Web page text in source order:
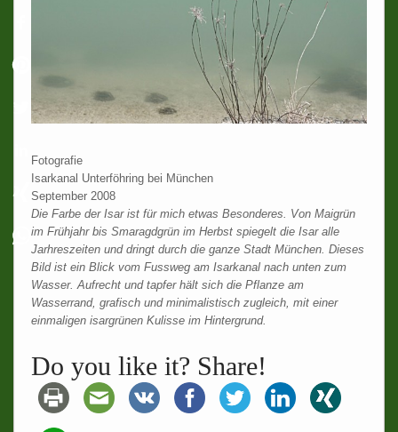
Fotografie
Isarkanal Unterföhring bei München
September 2008
Die Farbe der Isar ist für mich etwas Besonderes. Von Maigrün
im Frühjahr bis Smaragdgrün im Herbst spiegelt die Isar alle
Jarhreszeiten und dringt durch die ganze Stadt München. Dieses
Bild ist ein Blick vom Fussweg am Isarkanal nach unten zum
Wasser. Aufrecht und tapfer hält sich die Pflanze am
Wasserrand, grafisch und minimalistisch zugleich, mit einer
einmaligen isargrünen Kulisse im Hintergrund.
Do you like it? Share!